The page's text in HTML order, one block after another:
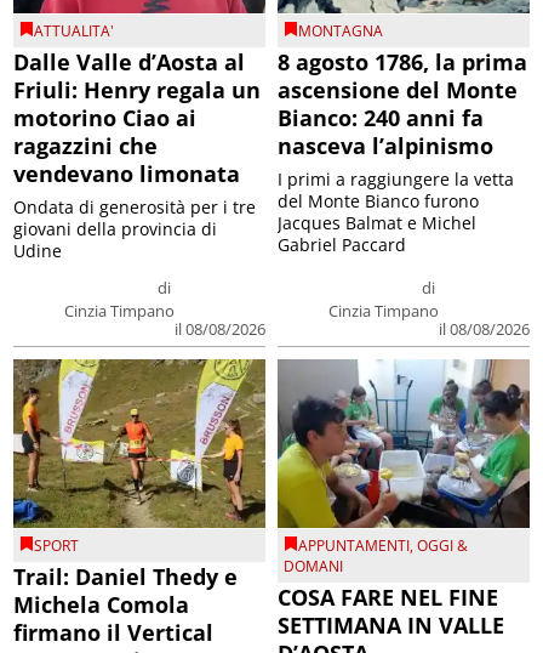
ATTUALITA'
Dalle Valle d’Aosta al
Friuli: Henry regala un
motorino Ciao ai
ragazzini che
vendevano limonata
di
Cinzia Timpano
il 08/08/2026
Ondata di generosità per i tre
giovani della provincia di
Udine
MONTAGNA
8 agosto 1786, la prima
ascensione del Monte
Bianco: 240 anni fa
nasceva l’alpinismo
di
Cinzia Timpano
il 08/08/2026
I primi a raggiungere la vetta
del Monte Bianco furono
Jacques Balmat e Michel
Gabriel Paccard
SPORT
Trail: Daniel Thedy e
Michela Comola
firmano il Vertical
APPUNTAMENTI,OGGI &
DOMANI
COSA FARE NEL FINE
SETTIMANA IN VALLE